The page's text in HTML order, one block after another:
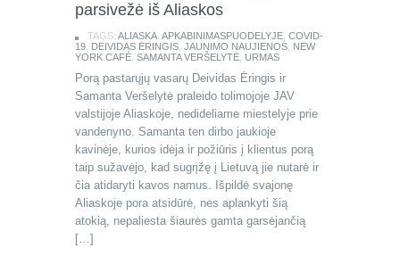
parsivežė iš Aliaskos
TAGS: ALIASKA APKABINIMASPUODELYJE COVID-
19 DEIVIDAS ĖRINGIS JAUNIMO NAUJIENOS NEW
YORK CAFÉ SAMANTA VERŠELYTĖ URMAS
Porą pastarųjų vasarų Deividas Ėringis ir
Samanta Veršelytė praleido tolimojoje JAV
valstijoje Aliaskoje, nedideliame miestelyje prie
vandenyno. Samanta ten dirbo jaukioje
kavinėje, kurios idėja ir požiūris į klientus porą
taip sužavėjo, kad sugrįžę į Lietuvą jie nutarė ir
čia atidaryti kavos namus. Išpildė svajonę
Aliaskoje pora atsidūrė, nes aplankyti šią
atokią, nepaliesta šiaurės gamta garsėjančią
[…]